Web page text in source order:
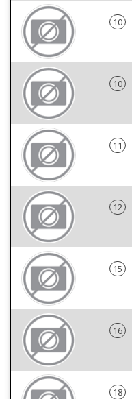
10
10
11
12
15
16
18